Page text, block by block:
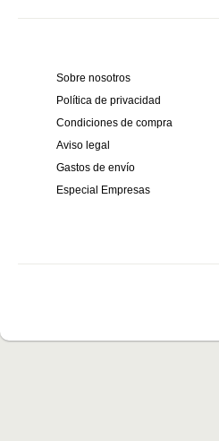
Sobre nosotros
Política de privacidad
Condiciones de compra
Aviso legal
Gastos de envío
Especial Empresas